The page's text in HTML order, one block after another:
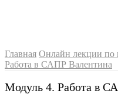
Главная Онлайн лекции по
Работа в САПР Валентина
Модуль 4. Работа в